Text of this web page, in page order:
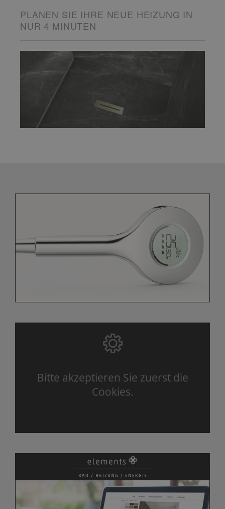
PLANEN SIE IHRE NEUE HEIZUNG IN
NUR 4 MINUTEN
Bitte akzeptieren Sie zuerst die
Cookies.